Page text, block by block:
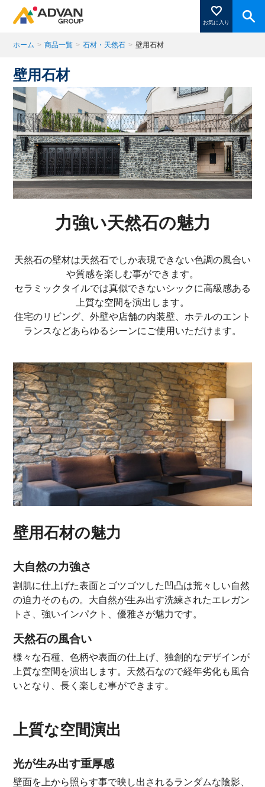
お気に入り
商品ページにある「お気に入り登録」を押すと登録した
商品がここに表示されます。
閉じる
ホーム > 商品一覧 > 石材・天然石 > 壁用石材
壁用石材
力強い天然石の魅力
天然石の壁材は天然石でしか表現できない色調の風合い
や質感を楽しむ事ができます。
セラミックタイルでは真似できないシックに高級感ある
上質な空間を演出します。
住宅のリビング、外壁や店舗の内装壁、ホテルのエント
ランスなどあらゆるシーンにご使用いただけます。
壁用石材の魅力
大自然の力強さ
割肌に仕上げた表面とゴツゴツした凹凸は荒々しい自然
の迫力そのもの。大自然が生み出す洗練されたエレガン
トさ、強いインパクト、優雅さが魅力です。
天然石の風合い
様々な石種、色柄や表面の仕上げ、独創的なデザインが
上質な空間を演出します。天然石なので経年劣化も風合
いとなり、長く楽しむ事ができます。
上質な空間演出
光が生み出す重厚感
壁面を上から照らす事で映し出されるランダムな陰影、